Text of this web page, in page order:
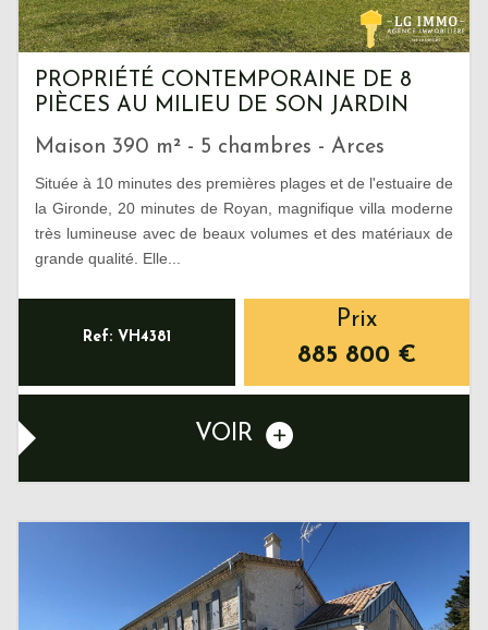
PROPRIÉTÉ CONTEMPORAINE DE 8
PIÈCES AU MILIEU DE SON JARDIN
Maison 390 m² - 5 chambres - Arces
Située à 10 minutes des premières plages et de l'estuaire de
la Gironde, 20 minutes de Royan, magnifique villa moderne
très lumineuse avec de beaux volumes et des matériaux de
grande qualité. Elle...
Ref: VH4381
Prix
885 800 €
VOIR